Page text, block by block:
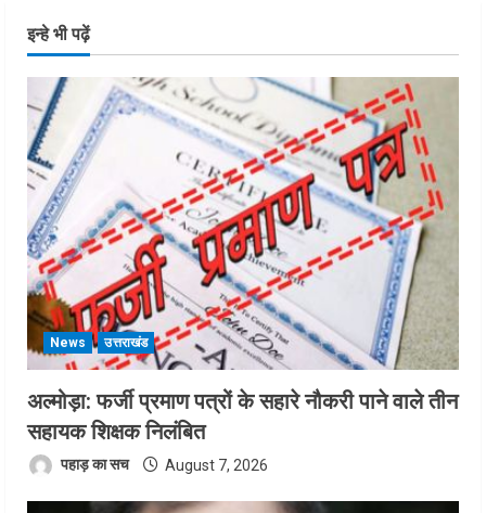
इन्हे भी पढ़ें
News उत्तराखंड
अल्मोड़ा: फर्जी प्रमाण पत्रों के सहारे नौकरी पाने वाले तीन
सहायक शिक्षक निलंबित
पहाड़ का सच August 7, 2026